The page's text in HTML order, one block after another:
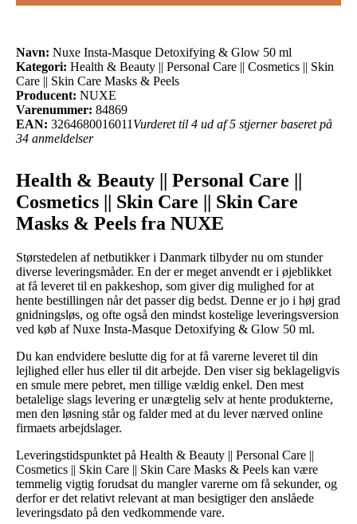
Navn: Nuxe Insta-Masque Detoxifying & Glow 50 ml
Kategori: Health & Beauty || Personal Care || Cosmetics || Skin
Care || Skin Care Masks & Peels
Producent: NUXE
Varenummer: 84869
EAN: 3264680016011 Vurderet til 4 ud af 5 stjerner baseret på
34 anmeldelser
Health & Beauty || Personal Care ||
Cosmetics || Skin Care || Skin Care
Masks & Peels fra NUXE
Størstedelen af netbutikker i Danmark tilbyder nu om stunder
diverse leveringsmåder. En der er meget anvendt er i øjeblikket
at få leveret til en pakkeshop, som giver dig mulighed for at
hente bestillingen når det passer dig bedst. Denne er jo i høj grad
gnidningsløs, og ofte også den mindst kostelige leveringsversion
ved køb af Nuxe Insta-Masque Detoxifying & Glow 50 ml.
Du kan endvidere beslutte dig for at få varerne leveret til din
lejlighed eller hus eller til dit arbejde. Den viser sig beklageligvis
en smule mere pebret, men tillige vældig enkel. Den mest
betalelige slags levering er unægtelig selv at hente produkterne,
men den løsning står og falder med at du lever nærved online
firmaets arbejdslager.
Leveringstidspunktet på Health & Beauty || Personal Care ||
Cosmetics || Skin Care || Skin Care Masks & Peels kan være
temmelig vigtig forudsat du mangler varerne om få sekunder, og
derfor er det relativt relevant at man besigtiger den anslåede
leveringsdato på den vedkommende vare.